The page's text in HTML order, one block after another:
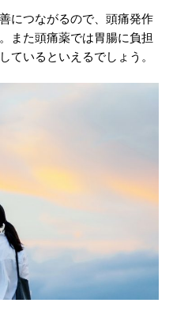
につながるので、頭痛発作
また頭痛薬では胃腸に負担
ているといえるでしょう。